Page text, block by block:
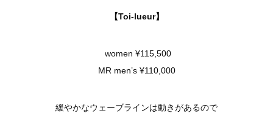
【Toi-lueur】
women ¥115,500
MR men’s ¥110,000
緩やかなウェーブラインは動きがあるので